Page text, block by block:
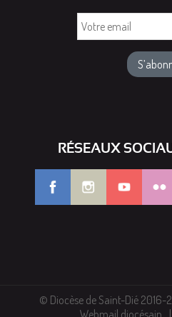
RÉSEAUX
© Diocèse de Saint-Dié 2016-
Webmail diocésain